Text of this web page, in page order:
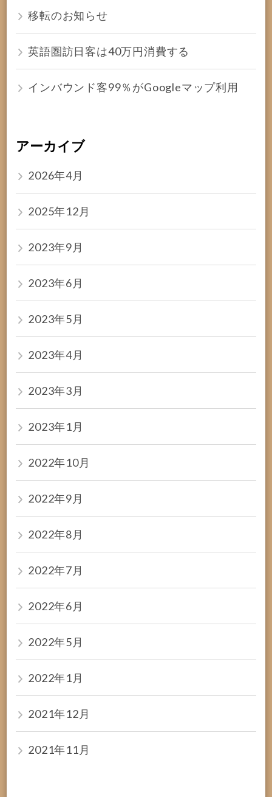
移転のお知らせ
英語圏訪日客は40万円消費する
インバウンド客99％がGoogleマップ利用
アーカイブ
2026年4月
2025年12月
2023年9月
2023年6月
2023年5月
2023年4月
2023年3月
2023年1月
2022年10月
2022年9月
2022年8月
2022年7月
2022年6月
2022年5月
2022年1月
2021年12月
2021年11月